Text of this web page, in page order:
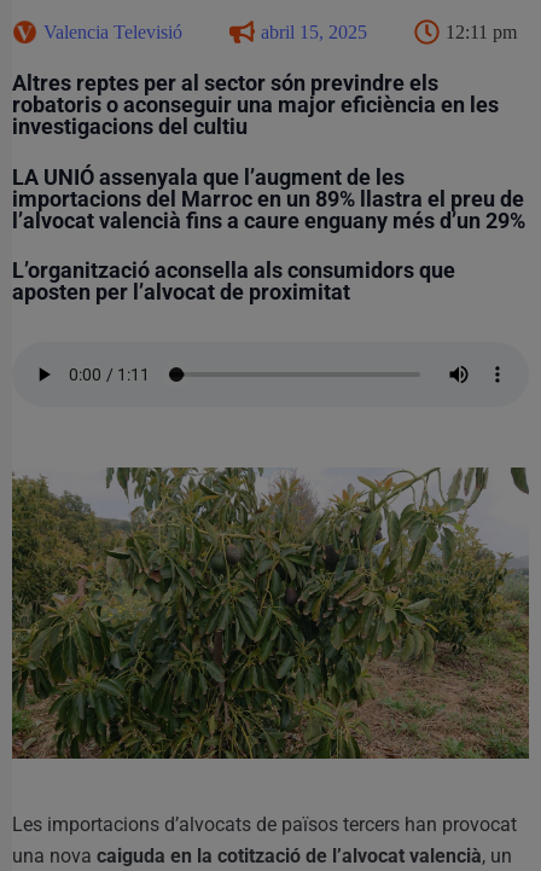
Valencia Televisió abril 15, 2025 12:11 pm
Altres reptes per al sector són previndre els
robatoris o aconseguir una major eficiència en les
investigacions del cultiu
LA UNIÓ assenyala que l’augment de les
importacions del Marroc en un 89% llastra el preu de
l’alvocat valencià fins a caure enguany més d’un 29%
L’organització aconsella als consumidors que
aposten per l’alvocat de proximitat
Les importacions d’alvocats de països tercers han provocat
una nova caiguda en la cotització de l’alvocat valencià, un